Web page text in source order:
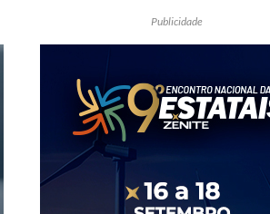
Publicidade